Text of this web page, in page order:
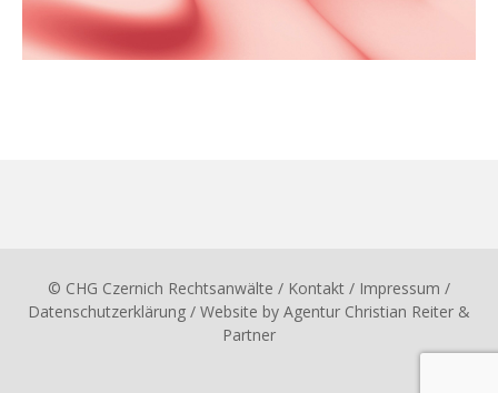
© CHG Czernich Rechtsanwälte / Kontakt / Impressum /
Datenschutzerklärung / Website by Agentur Christian Reiter &
Partner